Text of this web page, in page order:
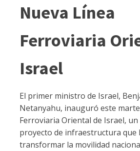
Nueva Línea
Ferroviaria
Israel
El primer ministro de Israel,
Netanyahu, inauguró este
Ferroviaria Oriental de Israel,
proyecto de infraestructura que
transformar la movilidad